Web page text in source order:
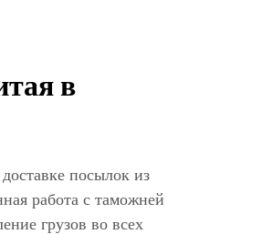
в
посылок из
работа с таможней
грузов во всех